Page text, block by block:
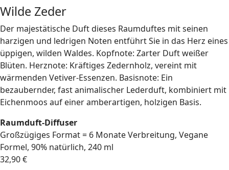
Wilde Zeder
Der majestätische Duft dieses Raumduftes mit seinen
harzigen und ledrigen Noten entführt Sie in das Herz eines
üppigen, wilden Waldes. Kopfnote: Zarter Duft weißer
Blüten. Herznote: Kräftiges Zedernholz, vereint mit
wärmenden Vetiver-Essenzen. Basisnote: Ein
bezaubernder, fast animalischer Lederduft, kombiniert mit
Eichenmoos auf einer amberartigen, holzigen Basis.
Raumduft-Diffuser
Großzügiges Format = 6 Monate Verbreitung, Vegane
Formel, 90% natürlich, 240 ml
32,90 €